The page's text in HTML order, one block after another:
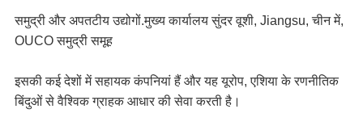
समुद्री और अपतटीय उद्योगों.मुख्य कार्यालय सुंदर वूशी, Jiangsu, चीन में,
OUCO समुद्री समूह
इसकी कई देशों में सहायक कंपनियां हैं और यह यूरोप, एशिया के रणनीतिक
बिंदुओं से वैश्विक ग्राहक आधार की सेवा करती है।